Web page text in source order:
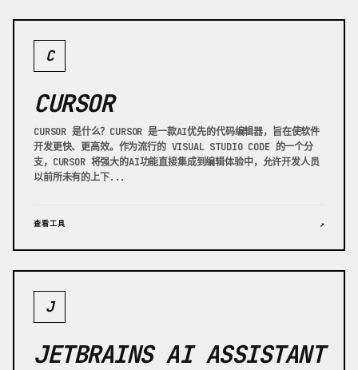
C
CURSOR
CURSOR 是什么？CURSOR 是一款AI优先的代码编辑器，旨在使软件
开发更快、更高效。作为流行的 VISUAL STUDIO CODE 的一个分
支，CURSOR 将强大的AI功能直接集成到编辑体验中，允许开发人员
以前所未有的上下...
查看工具 ↗
J
JETBRAINS AI ASSISTANT